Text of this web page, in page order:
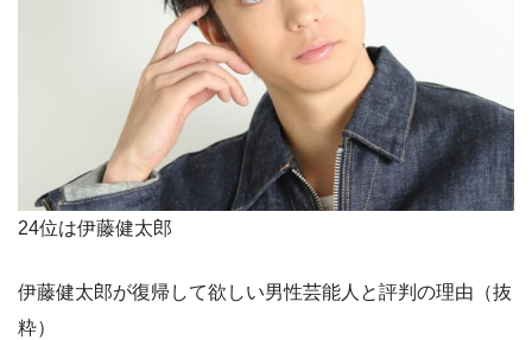
24位は伊藤健太郎
伊藤健太郎が復帰して欲しい男性芸能人と評判の理由（抜
粋）